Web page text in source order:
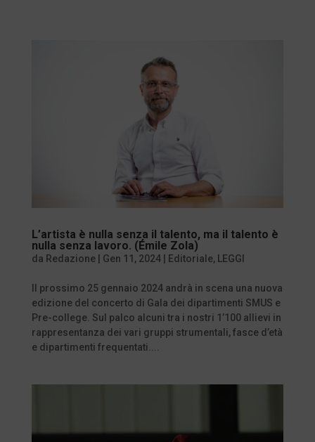
L’artista è nulla senza il talento, ma il talento è
nulla senza lavoro. (Émile Zola)
da Redazione| Gen 11, 2024| Editoriale, LEGGI
Il prossimo 25 gennaio 2024 andrà in scena una nuova
edizione del concerto di Gala dei dipartimenti SMUS e
Pre-college. Sul palco alcuni tra i nostri 1’100 allievi in
rappresentanza dei vari gruppi strumentali, fasce d’età
e dipartimenti frequentati....